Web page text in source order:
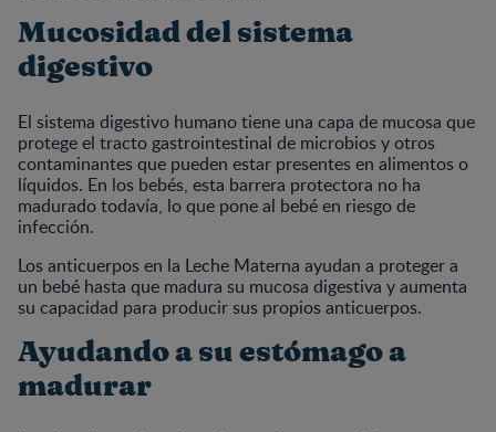
Mucosidad del sistema
digestivo
El sistema digestivo humano tiene una capa de mucosa que
protege el tracto gastrointestinal de microbios y otros
contaminantes que pueden estar presentes en alimentos o
líquidos. En los bebés, esta barrera protectora no ha
madurado todavía, lo que pone al bebé en riesgo de
infección.
Los anticuerpos en la Leche Materna ayudan a proteger a
un bebé hasta que madura su mucosa digestiva y aumenta
su capacidad para producir sus propios anticuerpos.
Ayudando a su estómago a
madurar